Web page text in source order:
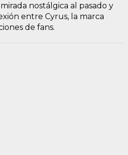
nostálgica al pasado y
entre Cyrus, la marca
de fans.